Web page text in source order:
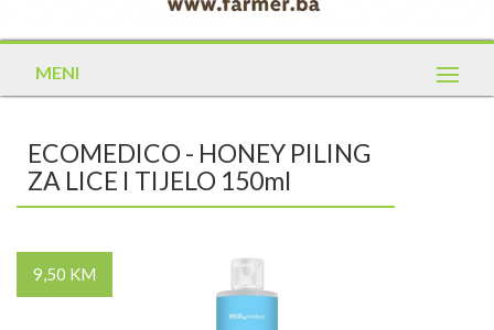
MENI
ECOMEDICO - HONEY PILING
ZA LICE I TIJELO 150ml
9,50 KM